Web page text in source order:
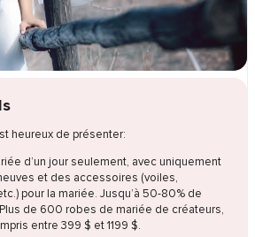
heureux de présenter:
d’un jour seulement, avec uniquement
et des accessoires (voiles,
pour la mariée. Jusqu’à 50-80% de
de 600 robes de mariée de créateurs,
entre 399 $ et 1199 $.